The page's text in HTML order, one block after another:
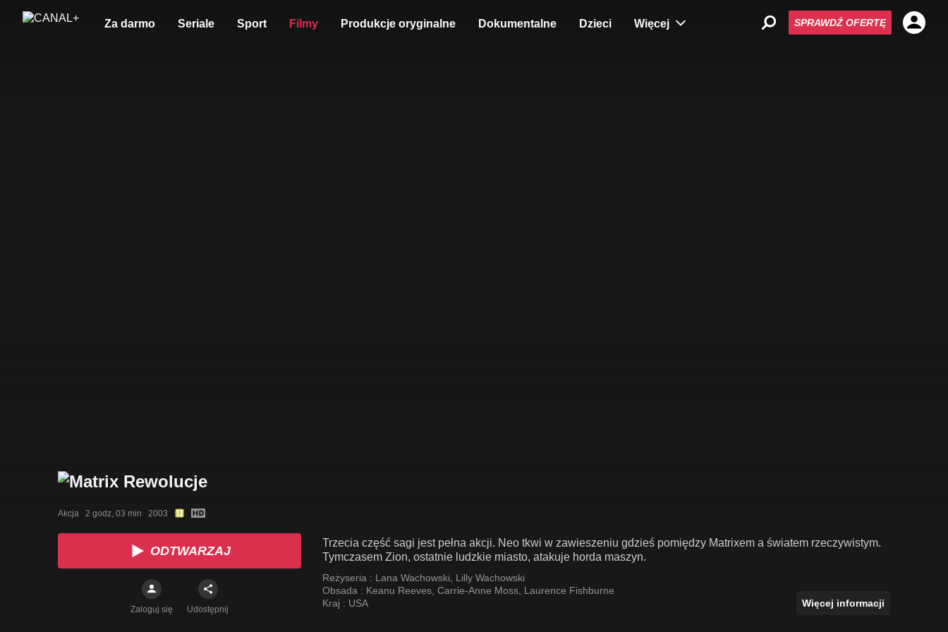
Za darmo Seriale Sport Filmy Produkcje oryginalne Dokumentalne Dzieci Więcej SPRAWDŹ OFERTĘ
Akcja   2 godz, 03 min   2003
ODTWARZAJ
Zaloguj się Udostępnij
Trzecia część sagi jest pełna akcji. Neo tkwi w zawieszeniu gdzieś pomiędzy Matrixem a światem rzeczywistym.
Tymczasem Zion, ostatnie ludzkie miasto, atakuje horda maszyn.
Reżyseria : Lana Wachowski
Lilly Wachowski
Obsada : Keanu Reeves Carrie-Anne Moss Laurence Fishburne
Kraj : USA Więcej informacji